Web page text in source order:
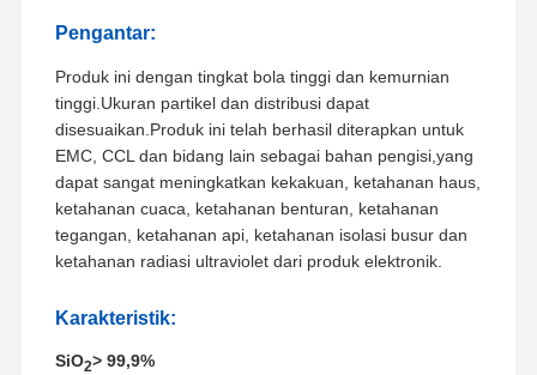
Pengantar:
Produk ini dengan tingkat bola tinggi dan kemurnian
tinggi.Ukuran partikel dan distribusi dapat
disesuaikan.Produk ini telah berhasil diterapkan untuk
EMC, CCL dan bidang lain sebagai bahan pengisi,yang
dapat sangat meningkatkan kekakuan, ketahanan haus,
ketahanan cuaca, ketahanan benturan, ketahanan
tegangan, ketahanan api, ketahanan isolasi busur dan
ketahanan radiasi ultraviolet dari produk elektronik.
Karakteristik:
SiO2> 99,9%